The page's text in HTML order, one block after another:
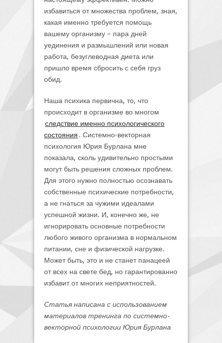
избавиться от множества проблем, зная,
какая именно требуется помощь
вашему организму – пара дней
уединения и размышлений или новая
работа, безуглеводная диета или
пришло время сбросить с себя груз
обид.
Наша психика первична, то, что
происходит в организме во многом
следствие именно психологического
состояния . Системно-векторная
психология Юрия Бурлана мне
показала, сколь удивительно простыми
могут быть решения сложных проблем.
Для этого нужно полностью осознавать
собственные психические потребности,
а не гнаться за чужими идеалами
успешной жизни. И, конечно же, не
игнорировать основные потребности
любого живого организма в нормальном
питании, сне и физической нагрузке.
Может быть, это и не станет панацеей
от всех на свете бед, но гарантированно
избавит от многих неприятностей.
Статья написана с использованием
материалов тренинга по системно-
векторной психологии Юрия Бурлана